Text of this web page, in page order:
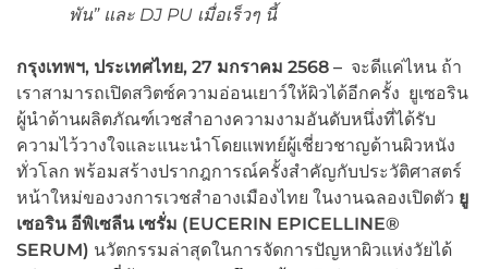
พัน” และ DJ PU เมื่อเร็วๆ นี้
กรุงเทพฯ, ประเทศไทย, 27 มกราคม 2568 – จะดีแค่ไหน ถ้า
เราสามารถเปิดสวิตซ์ความอ่อนเยาว์ให้ผิวได้อีกครั้ง ยูเซอริน
ผู้นำด้านผลิตภัณฑ์เวชสำอางความงามอันดับหนึ่งที่ได้รับ
ความไว้วางใจและแนะนำโดยแพทย์ผู้เชี่ยวชาญด้านผิวหนัง
ทั่วโลก พร้อมสร้างปรากฎการณ์ครั้งสำคัญกับประวัติศาสตร์
หน้าใหม่ของวงการเวชสำอางเมืองไทย ในงานฉลองเปิดตัว ยู
เซอริน อีพิเซลีน เซรั่ม (EUCERIN EPICELLINE®
SERUM) นวัตกรรมล่าสุดในการจัดการปัญหาผิวแห่งวัยได้